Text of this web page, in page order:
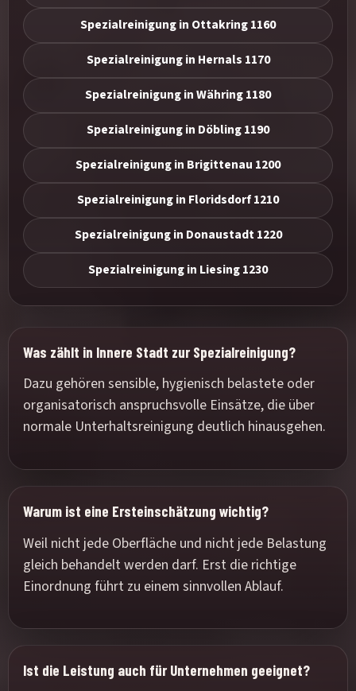
Spezialreinigung in Ottakring 1160
Spezialreinigung in Hernals 1170
Spezialreinigung in Währing 1180
Spezialreinigung in Döbling 1190
Spezialreinigung in Brigittenau 1200
Spezialreinigung in Floridsdorf 1210
Spezialreinigung in Donaustadt 1220
Spezialreinigung in Liesing 1230
Was zählt in Innere Stadt zur Spezialreinigung?
Dazu gehören sensible, hygienisch belastete oder
organisatorisch anspruchsvolle Einsätze, die über
normale Unterhaltsreinigung deutlich hinausgehen.
Warum ist eine Ersteinschätzung wichtig?
Weil nicht jede Oberfläche und nicht jede Belastung
gleich behandelt werden darf. Erst die richtige
Einordnung führt zu einem sinnvollen Ablauf.
Ist die Leistung auch für Unternehmen geeignet?